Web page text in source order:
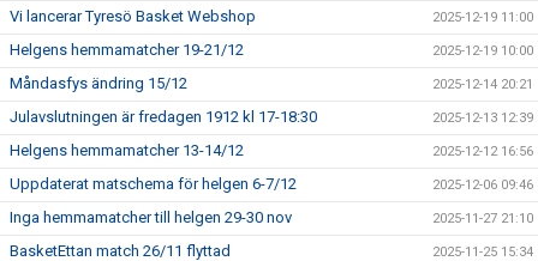
Vi lancerar Tyresö Basket Webshop 2025-12-19 11:00
Helgens hemmamatcher 19-21/12 2025-12-19 10:00
Måndasfys ändring 15/12 2025-12-14 20:21
Julavslutningen är fredagen 1912 kl 17-18:30 2025-12-13 12:39
Helgens hemmamatcher 13-14/12 2025-12-12 16:56
Uppdaterat matschema för helgen 6-7/12 2025-12-06 09:46
Inga hemmamatcher till helgen 29-30 nov 2025-11-27 21:10
BasketEttan match 26/11 flyttad 2025-11-25 15:34